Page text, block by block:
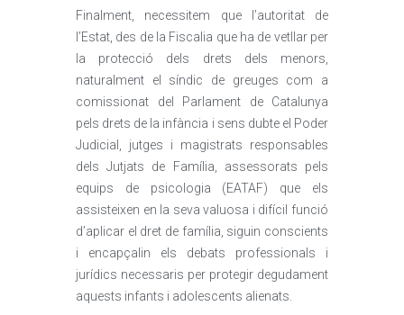
Finalment, necessitem que l’autoritat de
l’Estat, des de la Fiscalia que ha de vetllar per
la protecció dels drets dels menors,
naturalment el síndic de greuges com a
comissionat del Parlament de Catalunya
pels drets de la infància i sens dubte el Poder
Judicial, jutges i magistrats responsables
dels Jutjats de Família, assessorats pels
equips de psicologia (EATAF) que els
assisteixen en la seva valuosa i difícil funció
d’aplicar el dret de família, siguin conscients
i encapçalin els debats professionals i
jurídics necessaris per protegir degudament
aquests infants i adolescents alienats.